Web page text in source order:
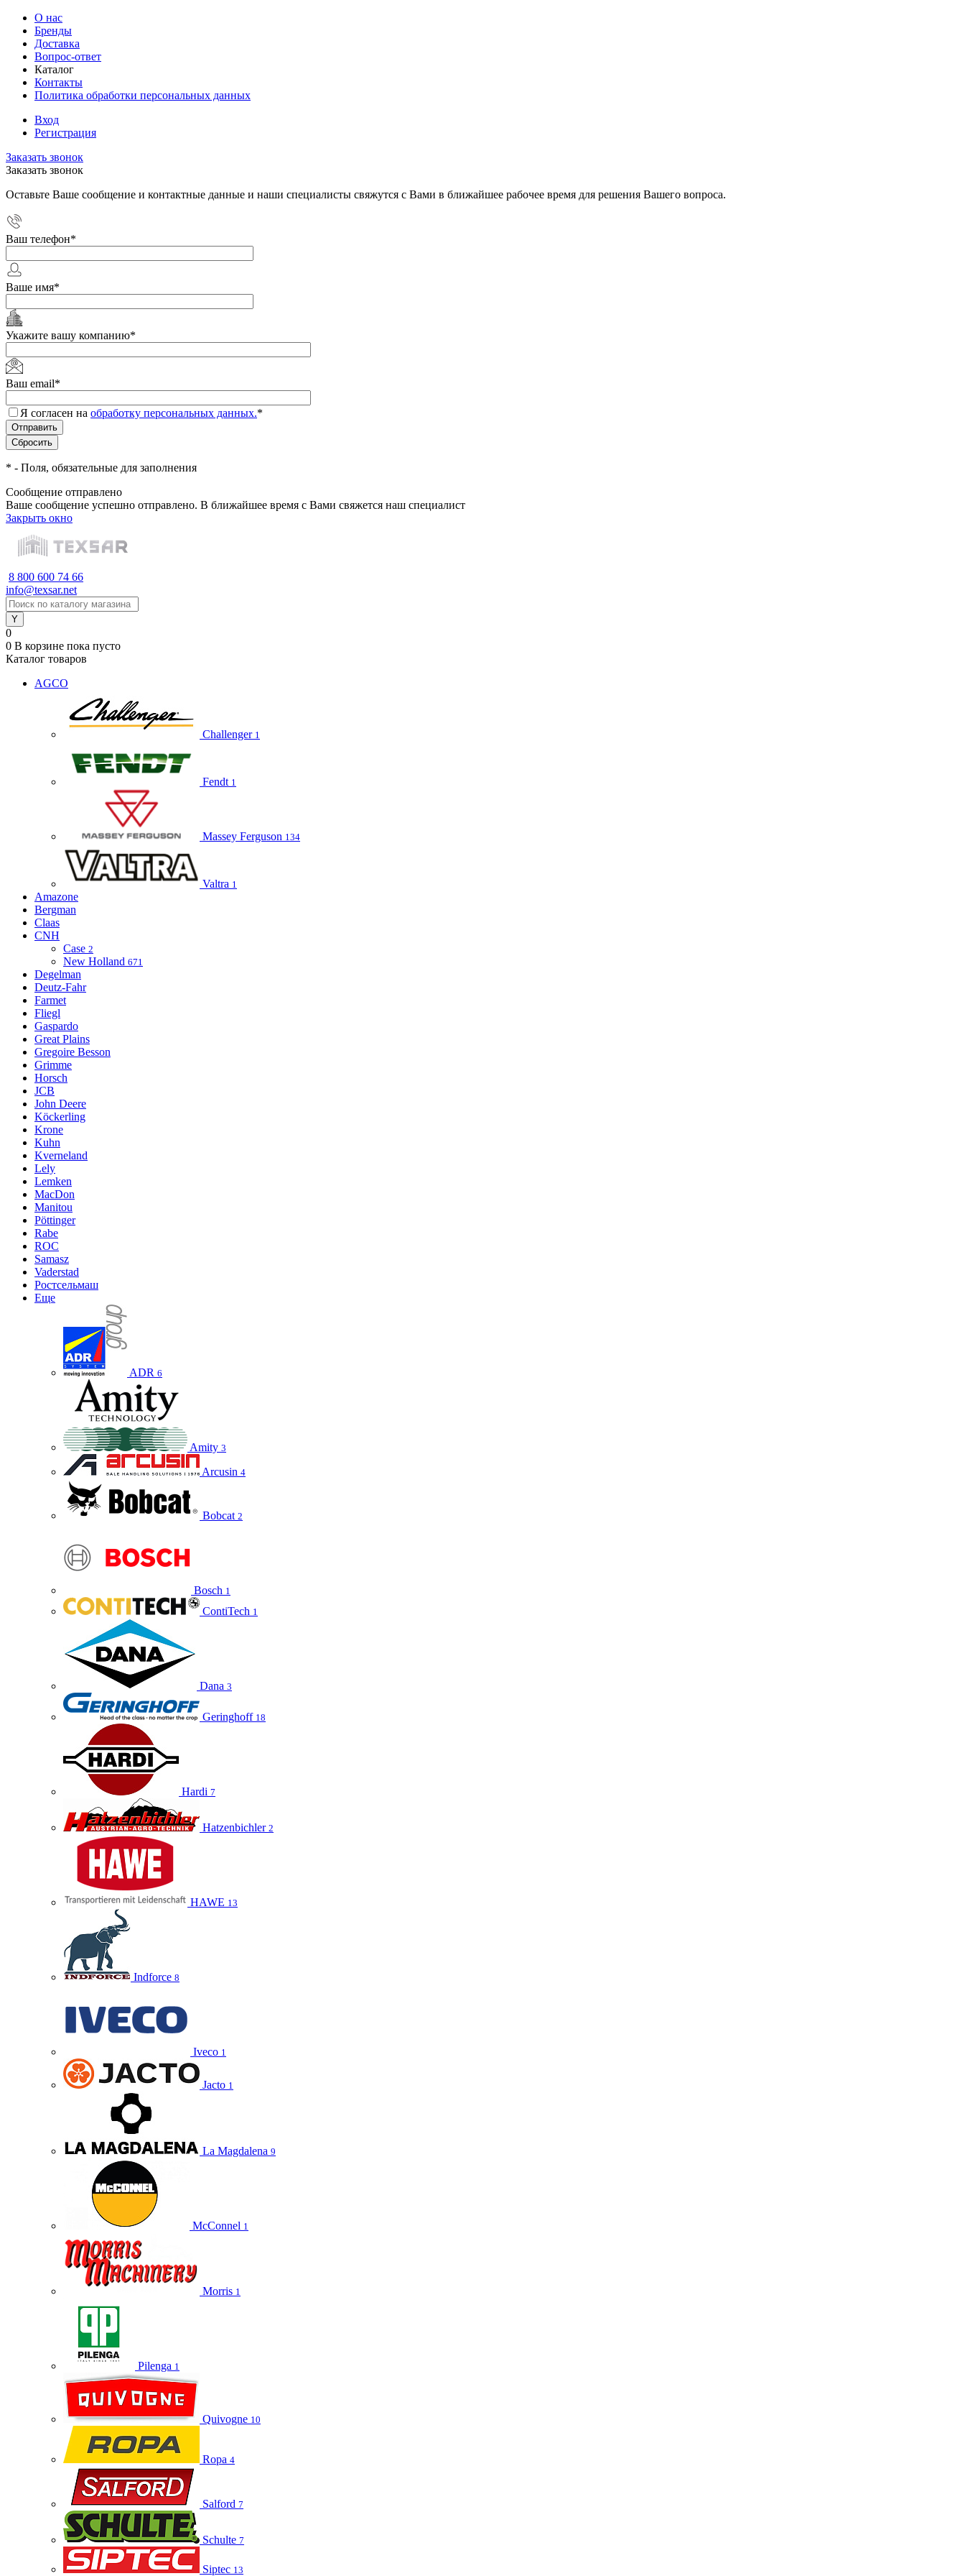
О нас
Бренды
Доставка
Вопрос-ответ
Каталог
Контакты
Политика обработки персональных данных
Вход
Регистрация
Заказать звонок
Заказать звонок
Оставьте Ваше сообщение и контактные данные и наши специалисты свяжутся с Вами в ближайшее рабочее время для решения Вашего вопроса.
Ваш телефон*
Ваше имя*
Укажите вашу компанию*
Ваш email*
Я согласен на обработку персональных данных.*
* - Поля, обязательные для заполнения
Сообщение отправлено
Ваше сообщение успешно отправлено. В ближайшее время с Вами свяжется наш специалист
Закрыть окно
8 800 600 74 66
info@texsar.net
0
0 В корзине пока пусто
Каталог товаров
AGCO
Challenger 1
Fendt 1
Massey Ferguson 134
Valtra 1
Amazone
Bergman
Claas
CNH
Case 2
New Holland 671
Degelman
Deutz-Fahr
Farmet
Fliegl
Gaspardo
Great Plains
Gregoire Besson
Grimme
Horsch
JCB
John Deere
Köckerling
Krone
Kuhn
Kverneland
Lely
Lemken
MacDon
Manitou
Pöttinger
Rabe
ROC
Samasz
Vaderstad
Ростсельмаш
Еще
ADR 6
Amity 3
Arcusin 4
Bobcat 2
Bosch 1
ContiTech 1
Dana 3
Geringhoff 18
Hardi 7
Hatzenbichler 2
HAWE 13
Indforce 8
Iveco 1
Jacto 1
La Magdalena 9
McConnel 1
Morris 1
Pilenga 1
Quivogne 10
Ropa 4
Salford 7
Schulte 7
Siptec 13